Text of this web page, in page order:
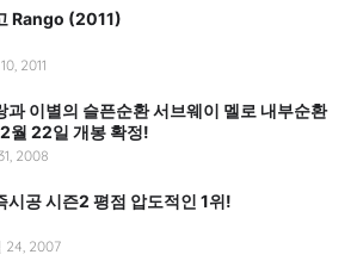
Rango (2011)
2011
과 이별의 슬픈순환 서브웨이 멜로 내부순환
월 22일 개봉 확정!
2008
시공 시즌2 평점 압도적인 1위!
24, 2007